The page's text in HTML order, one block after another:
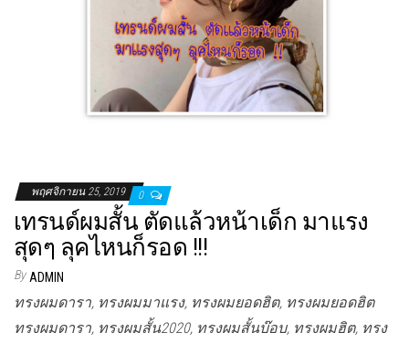
พฤศจิกายน 25, 2019 0
เทรนด์ผมสั้น ตัดแล้วหน้าเด็ก มาแรง
สุดๆ ลุคไหนก็รอด !!!
By ADMIN
ทรงผมดารา, ทรงผมมาแรง, ทรงผมยอดฮิต, ทรงผมยอดฮิต
ทรงผมดารา, ทรงผมสั้น2020, ทรงผมสั้นบ๊อบ, ทรงผมฮิต, ทรง